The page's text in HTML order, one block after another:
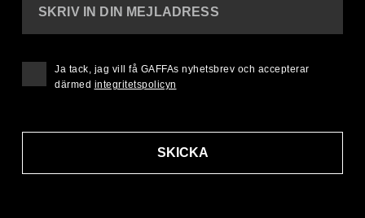
SKRIV IN DIN MEJLADRESS
SKICKA
Ja tack, jag vill få GAFFAs nyhetsbrev och accepterar
därmed integritetspolicyn